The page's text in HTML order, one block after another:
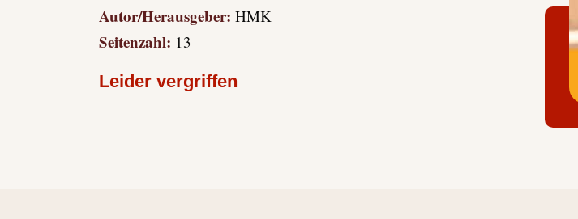
Autor/Herausgeber: HMK
Seitenzahl: 13
Leider vergriffen